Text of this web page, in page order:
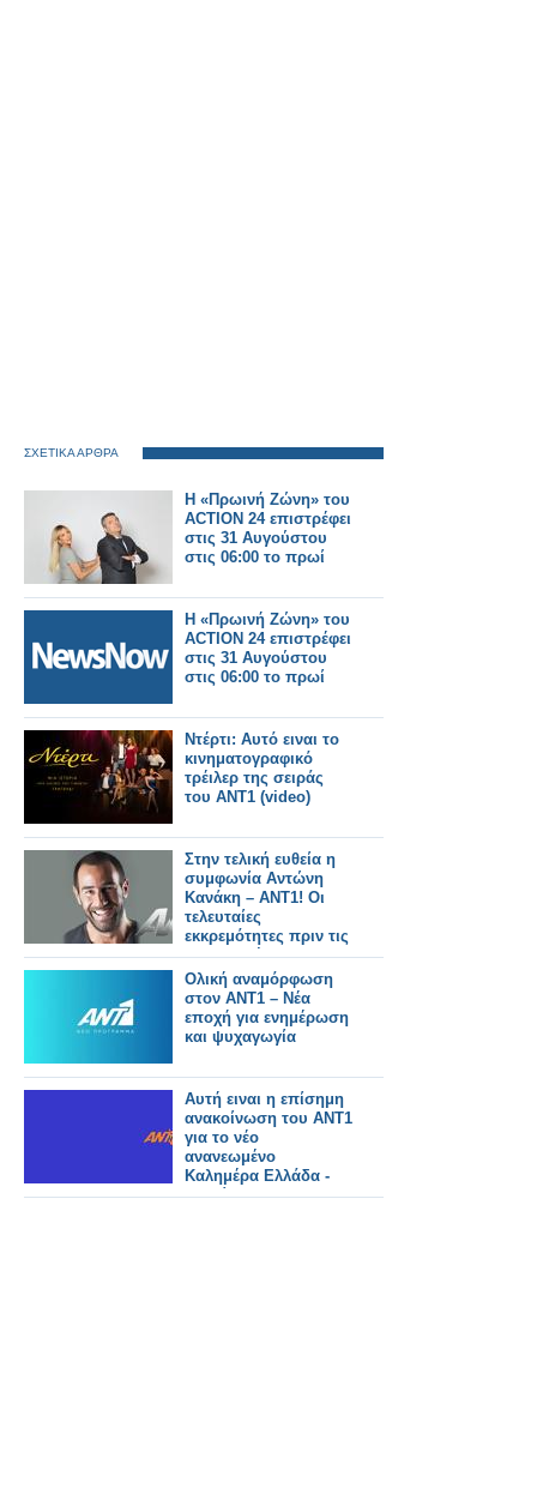
ΣΧΕΤΙΚΑ ΑΡΘΡΑ
Η «Πρωινή Ζώνη» του
ACTION 24 επιστρέφει
στις 31 Αυγούστου
στις 06:00 το πρωί
Η «Πρωινή Ζώνη» του
ACTION 24 επιστρέφει
στις 31 Αυγούστου
στις 06:00 το πρωί
Ντέρτι: Αυτό ειναι το
κινηματογραφικό
τρέιλερ της σειράς
του ΑΝΤ1 (video)
Στην τελική ευθεία η
συμφωνία Αντώνη
Κανάκη – ΑΝΤ1! Οι
τελευταίες
εκκρεμότητες πριν τις
υπογραφές...
Ολική αναμόρφωση
στον ΑΝΤ1 – Νέα
εποχή για ενημέρωση
και ψυχαγωγία
Αυτή ειναι η επίσημη
ανακοίνωση του ΑΝΤ1
για το νέο
ανανεωμένο
Καλημέρα Ελλάδα -
Αυτοί θα το